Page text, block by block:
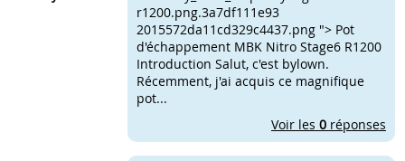
r1200.png.3a7df111e93
2015572da11cd329c4437.png "> Pot
d'échappement MBK Nitro Stage6 R1200
Introduction Salut, c'est bylown.
Récemment, j'ai acquis ce magnifique
pot...
Voir les 0 réponses